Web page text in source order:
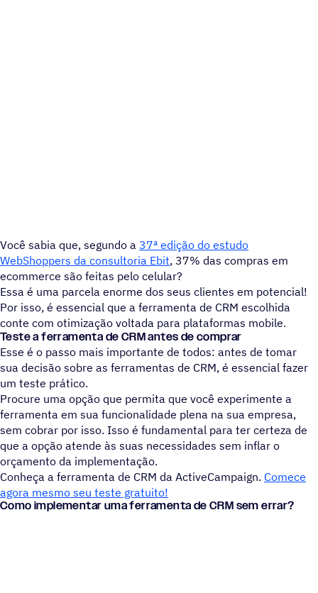
Você sabia que, segundo a 37ª edição do estudo
WebShoppers da consultoria Ebit, 37% das compras em
ecommerce são feitas pelo celular?
Essa é uma parcela enorme dos seus clientes em potencial!
Por isso, é essencial que a ferramenta de CRM escolhida
conte com otimização voltada para plataformas mobile.
Teste a ferramenta de CRM antes de comprar
Esse é o passo mais importante de todos: antes de tomar
sua decisão sobre as ferramentas de CRM, é essencial fazer
um teste prático.
Procure uma opção que permita que você experimente a
ferramenta em sua funcionalidade plena na sua empresa,
sem cobrar por isso. Isso é fundamental para ter certeza de
que a opção atende às suas necessidades sem inflar o
orçamento da implementação.
Conheça a ferramenta de CRM da ActiveCampaign. Comece
agora mesmo seu teste gratuito!
Como implementar uma ferramenta de CRM sem errar?